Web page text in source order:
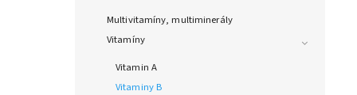
Multivitamíny, multiminerály
Vitamíny
Vitamin A
Vitaminy B